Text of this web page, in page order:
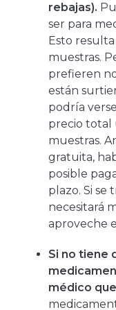
rebajas).
ser para
Esto
muestras.
prefieren
están
podría
precio total
muestras.
gratuita,
posible
plazo. Si se
necesitará
aproveche
Si no tiene
médico